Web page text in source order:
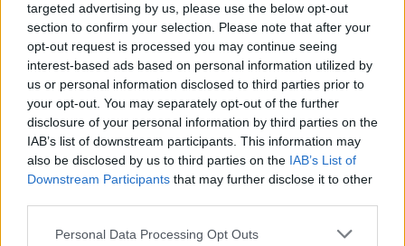
targeted advertising by us, please use the below opt-out
section to confirm your selection. Please note that after your
opt-out request is processed you may continue seeing
interest-based ads based on personal information utilized by
us or personal information disclosed to third parties prior to
your opt-out. You may separately opt-out of the further
disclosure of your personal information by third parties on the
IAB’s list of downstream participants. This information may
also be disclosed by us to third parties on the IAB’s List of
Downstream Participants that may further disclose it to other
Personal Data Processing Opt Outs
2026. augusztus 05., szerda
Háromszéken petícióban kérnek
védelmet a túlszaporodott
medveállomány miatt